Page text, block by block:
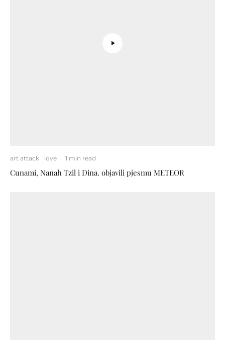
art attack love · 1 min read
Cunami, Nanah Tzil i Dina. objavili pjesmu METEOR